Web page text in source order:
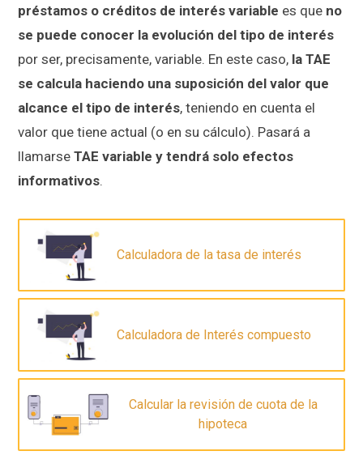
préstamos o créditos de interés variable es que no
se puede conocer la evolución del tipo de interés
por ser, precisamente, variable. En este caso, la TAE
se calcula haciendo una suposición del valor que
alcance el tipo de interés, teniendo en cuenta el
valor que tiene actual (o en su cálculo). Pasará a
llamarse TAE variable y tendrá solo efectos
informativos.
Calculadora de la tasa de interés
Calculadora de Interés compuesto
Calcular la revisión de cuota de la
hipoteca